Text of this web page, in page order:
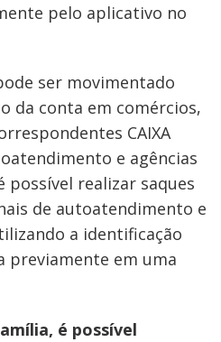
pelo aplicativo no
ser movimentado
da conta em comércios,
CAIXA
e agências
possível realizar saques
de autoatendimento e
a identificação
previamente em uma
é possível